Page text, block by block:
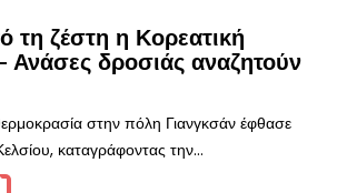
τη ζέστη η Κορεατική
Ανάσες δροσιάς αναζητούν
στην πόλη Γιανγκσάν έφθασε
καταγράφοντας την...